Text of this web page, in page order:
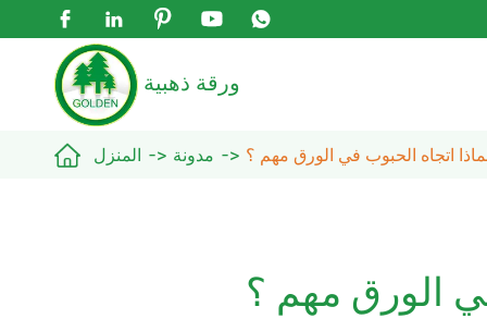
    
ورقة ذهبية
 المنزل مدونة اتجاه الحبوب في الورق مهم ؟
الورق مهم ؟